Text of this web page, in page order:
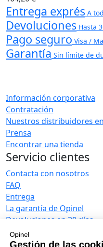
Opinel
Gestión de las
Entrega exprés A
Devoluciones Hasta
Pago seguro Visa /
Garantía Sin límite de
Información corporativa
Contratación
Nuestros distribuidores
Prensa
Encontrar una tienda
Servicio clientes
Contacta con nosotros
FAQ
Entrega
La garantía de Opinel
Devoluciones en 30 días
Pago seguro
El servicio posventa y de